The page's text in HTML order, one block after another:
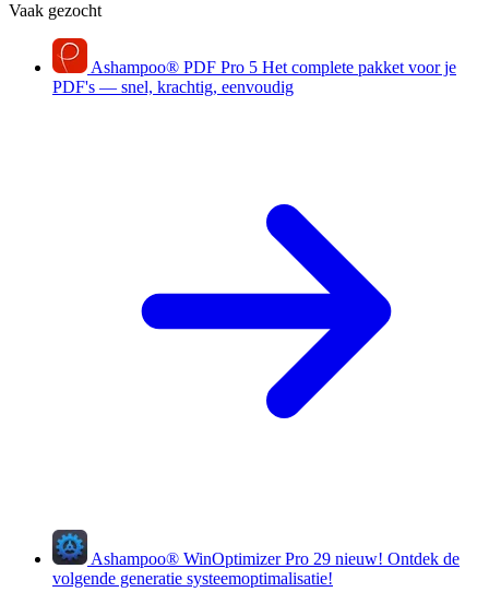
Vaak gezocht
Ashampoo® PDF Pro 5 Het complete pakket voor je
PDF's — snel, krachtig, eenvoudig
Ashampoo® WinOptimizer Pro 29 nieuw! Ontdek de
volgende generatie systeemoptimalisatie!